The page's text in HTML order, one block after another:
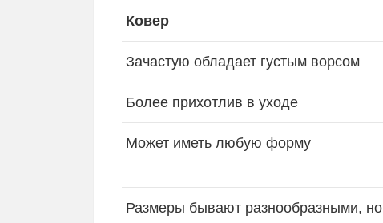
Ковер
Зачастую обладает густым ворсом
Более прихотлив в уходе
Может иметь любую форму
Размеры бывают разнообразными, но